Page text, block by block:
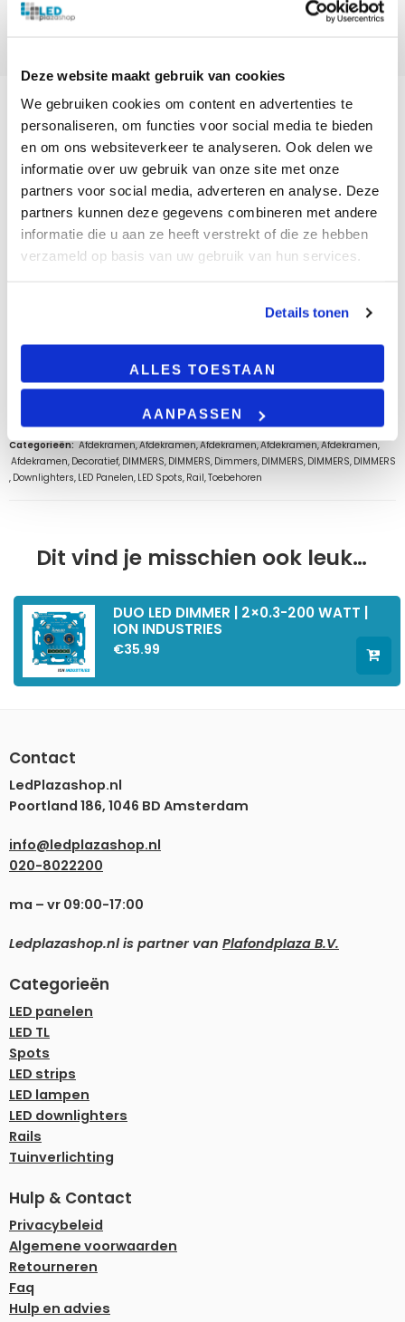
Deze website maakt gebruik van cookies
We gebruiken cookies om content en advertenties te
personaliseren, om functies voor social media te bieden
en om ons websiteverkeer te analyseren. Ook delen we
informatie over uw gebruik van onze site met onze
partners voor social media, adverteren en analyse. Deze
partners kunnen deze gegevens combineren met andere
informatie die u aan ze heeft verstrekt of die ze hebben
verzameld op basis van uw gebruik van hun services.
Details tonen
ALLES TOESTAAN
AANPASSEN
BESCHRIJVING
Product omschrijving
LEES VERDER
SKU:Afdek-mat-wit
Categorieën: Afdekramen,Afdekramen,Afdekramen,Afdekramen,Afdekramen,
Afdekramen, Decoratief, DIMMERS, DIMMERS, Dimmers, DIMMERS, DIMMERS, DIMMERS
, Downlighters, LED Panelen, LED Spots, Rail,Toebehoren
Dit vind je misschien ook leuk…
DUO LED DIMMER | 2×0.3-200 WATT |
ION INDUSTRIES
€35.99
Contact
LedPlazashop.nl
Poortland 186, 1046 BD Amsterdam
info@ledplazashop.nl
020-8022200
ma – vr 09:00-17:00
Ledplazashop.nl is partner van Plafondplaza B.V.
Categorieën
LED panelen
LED TL
Spots
LED strips
LED lampen
LED downlighters
Rails
Tuinverlichting
Hulp & Contact
Privacybeleid
Algemene voorwaarden
Retourneren
Faq
Hulp en advies